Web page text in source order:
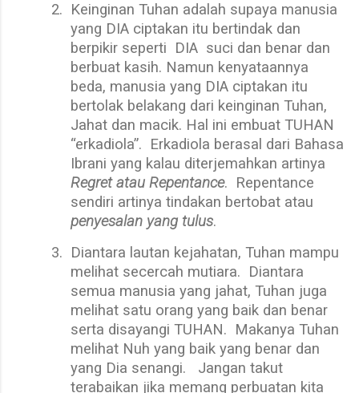
2. Keinginan Tuhan adalah supaya manusia
yang DIA ciptakan itu bertindak dan
berpikir seperti DIA suci dan benar dan
berbuat kasih. Namun kenyataannya
beda, manusia yang DIA ciptakan itu
bertolak belakang dari keinginan Tuhan,
Jahat dan macik. Hal ini embuat TUHAN
“erkadiola”. Erkadiola berasal dari Bahasa
Ibrani yang kalau diterjemahkan artinya
Regret atau Repentance. Repentance
sendiri artinya tindakan bertobat atau
penyesalan yang tulus.
3. Diantara lautan kejahatan, Tuhan mampu
melihat secercah mutiara. Diantara
semua manusia yang jahat, Tuhan juga
melihat satu orang yang baik dan benar
serta disayangi TUHAN. Makanya Tuhan
melihat Nuh yang baik yang benar dan
yang Dia senangi.
Jangan takut
terabaikan jika memang perbuatan kita